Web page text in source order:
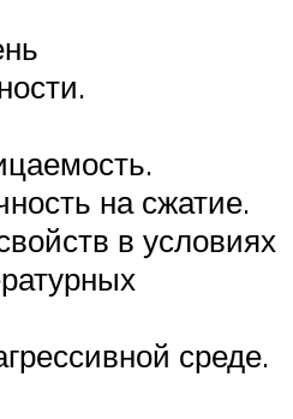
на сжатие.
в условиях
среде.